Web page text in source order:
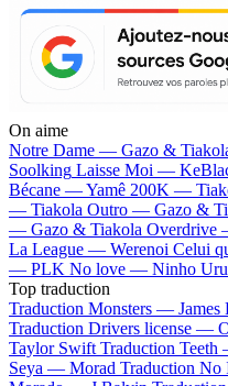
On aime
Notre Dame — Gazo &
Soolking Laisse Moi —
Bécane —Yamê 200K —
— Tiakola Outro — Gazo &
— Gazo & Tiakola Overdrive
La League — Werenoi Celui
— PLK No love — Ninho
Top traduction
Traduction Monsters — James
Traduction Drivers license —
Taylor Swift Traduction
Seya — Morad Traduction